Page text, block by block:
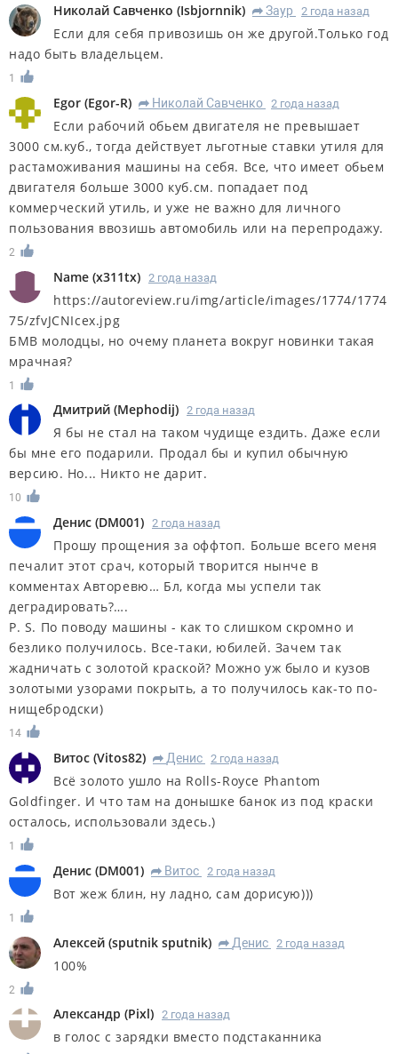
Николай Савченко (Isbjornnik) R Заур 2 года назад
Если для себя привозишь он же другой.Только год
надо быть владельцем.
1
Egor (Egor-R) R Николай Савченко 2 года назад
Если рабочий обьем двигателя не превышает
3000 см.куб., тогда действует льготные ставки утиля для
растаможивания машины на себя. Все, что имеет обьем
двигателя больше 3000 куб.см. попадает под
коммерческий утиль, и уже не важно для личного
пользования ввозишь автомобиль или на перепродажу.
2
Name (x311tx) 2 года назад
https://autoreview.ru/img/article/images/1774/1774
75/zfvJCNIcex.jpg
БМВ молодцы, но очему планета вокруг новинки такая
мрачная?
1
Дмитрий (Mephodij) 2 года назад
Я бы не стал на таком чудище ездить. Даже если
бы мне его подарили. Продал бы и купил обычную
версию. Но... Никто не дарит.
10
Денис (DM001) 2 года назад
Прошу прощения за оффтоп. Больше всего меня
печалит этот срач, который творится нынче в
комментах Авторевю… Бл, когда мы успели так
деградировать?….
P. S. По поводу машины - как то слишком скромно и
безлико получилось. Все-таки, юбилей. Зачем так
жадничать с золотой краской? Можно уж было и кузов
золотыми узорами покрыть, а то получилось как-то по-
нищебродски)
14
Витос (Vitos82) R Денис 2 года назад
Всё золото ушло на Rolls-Royce Phantom
Goldfinger. И что там на донышке банок из под краски
осталось, использовали здесь.)
1
Денис (DM001) R Витос 2 года назад
Вот жеж блин, ну ладно, сам дорисую)))
1
Алексей (sputnik sputnik) R Денис 2 года назад
100%
2
Александр (Pixl) 2 года назад
в голос с зарядки вместо подстаканника